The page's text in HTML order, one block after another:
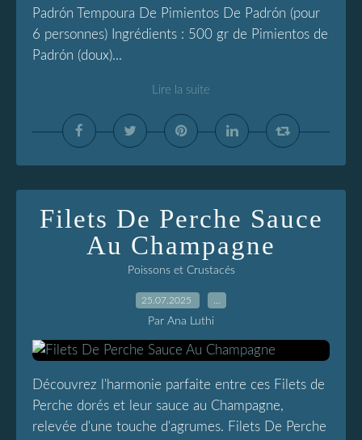
Padrón Tempoura De Pimientos De Padrón (pour
6 personnes) Ingrédients : 500 gr de Pimientos de
Padrón (doux)...
Lire la suite
Filets De Perche Sauce
Au Champagne
Poissons et Crustacés
25.07.2025
Par Ana Luthi
Découvrez l'harmonie parfaite entre ces Filets de
Perche dorés et leur sauce au Champagne,
relevée d'une touche d'agrumes. Filets De Perche